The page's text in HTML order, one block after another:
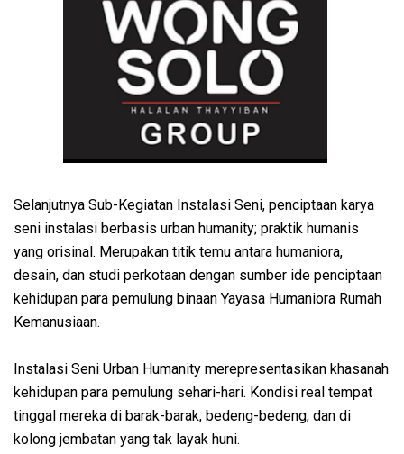
Selanjutnya Sub-Kegiatan Instalasi Seni, penciptaan karya
seni instalasi berbasis urban humanity; praktik humanis
yang orisinal. Merupakan titik temu antara humaniora,
desain, dan studi perkotaan dengan sumber ide penciptaan
kehidupan para pemulung binaan Yayasa Humaniora Rumah
Kemanusiaan.
Instalasi Seni Urban Humanity merepresentasikan khasanah
kehidupan para pemulung sehari-hari. Kondisi real tempat
tinggal mereka di barak-barak, bedeng-bedeng, dan di
kolong jembatan yang tak layak huni.